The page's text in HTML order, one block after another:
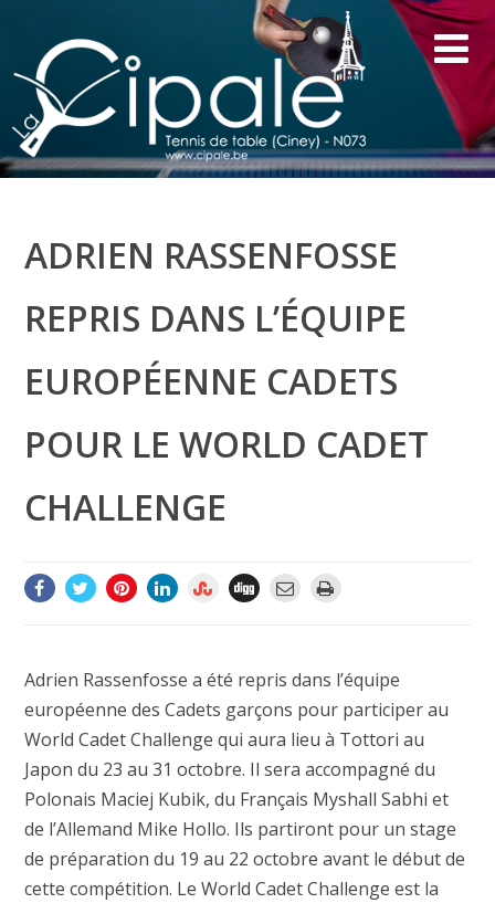
ADRIEN RASSENFOSSE
REPRIS DANS L’ÉQUIPE
EUROPÉENNE CADETS
POUR LE WORLD CADET
CHALLENGE
Adrien Rassenfosse a été repris dans l’équipe
européenne des Cadets garçons pour participer au
World Cadet Challenge qui aura lieu à Tottori au
Japon du 23 au 31 octobre. Il sera accompagné du
Polonais Maciej Kubik, du Français Myshall Sabhi et
de l’Allemand Mike Hollo. Ils partiront pour un stage
de préparation du 19 au 22 octobre avant le début de
cette compétition. Le World Cadet Challenge est la